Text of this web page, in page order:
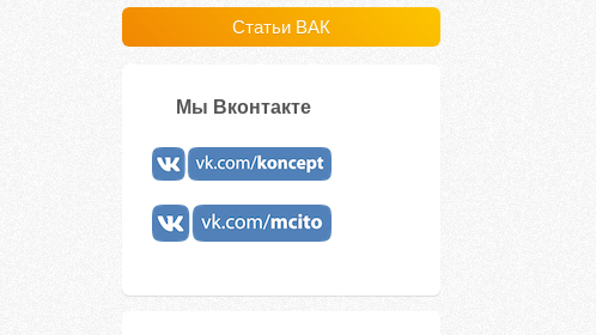
Статьи ВАК
Мы Вконтакте